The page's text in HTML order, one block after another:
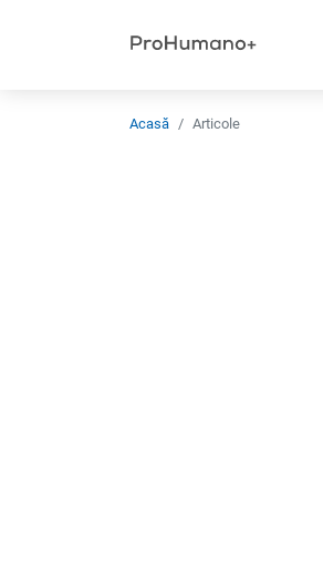
Acasă Articole